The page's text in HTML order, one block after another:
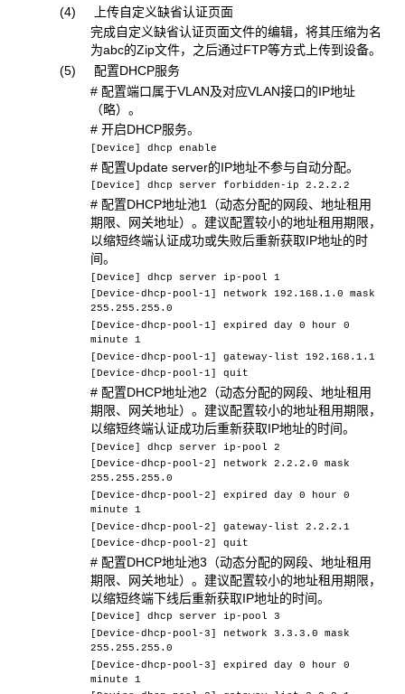
(4) 上传自定义缺省认证页面
完成自定义缺省认证页面文件的编辑，将其压缩为名
为abc的Zip文件，之后通过FTP等方式上传到设备。
(5) 配置DHCP服务
# 配置端口属于VLAN及对应VLAN接口的IP地址
（略）。
# 开启DHCP服务。
[Device] dhcp enable
# 配置Update server的IP地址不参与自动分配。
[Device] dhcp server forbidden-ip 2.2.2.2
# 配置DHCP地址池1（动态分配的网段、地址租用
期限、网关地址）。建议配置较小的地址租用期限，
以缩短终端认证成功或失败后重新获取IP地址的时
间。
[Device] dhcp server ip-pool 1
[Device-dhcp-pool-1] network 192.168.1.0 mask
255.255.255.0
[Device-dhcp-pool-1] expired day 0 hour 0
minute 1
[Device-dhcp-pool-1] gateway-list 192.168.1.1
[Device-dhcp-pool-1] quit
# 配置DHCP地址池2（动态分配的网段、地址租用
期限、网关地址）。建议配置较小的地址租用期限，
以缩短终端认证成功后重新获取IP地址的时间。
[Device] dhcp server ip-pool 2
[Device-dhcp-pool-2] network 2.2.2.0 mask
255.255.255.0
[Device-dhcp-pool-2] expired day 0 hour 0
minute 1
[Device-dhcp-pool-2] gateway-list 2.2.2.1
[Device-dhcp-pool-2] quit
# 配置DHCP地址池3（动态分配的网段、地址租用
期限、网关地址）。建议配置较小的地址租用期限，
以缩短终端下线后重新获取IP地址的时间。
[Device] dhcp server ip-pool 3
[Device-dhcp-pool-3] network 3.3.3.0 mask
255.255.255.0
[Device-dhcp-pool-3] expired day 0 hour 0
minute 1